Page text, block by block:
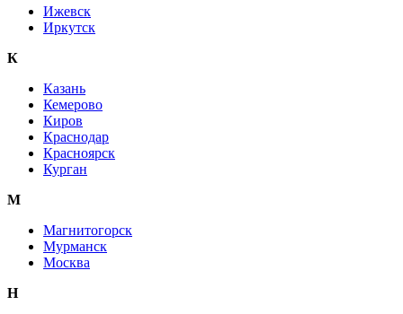
Ижевск
Иркутск
К
Казань
Кемерово
Киров
Краснодар
Красноярск
Курган
М
Магнитогорск
Мурманск
Москва
Н